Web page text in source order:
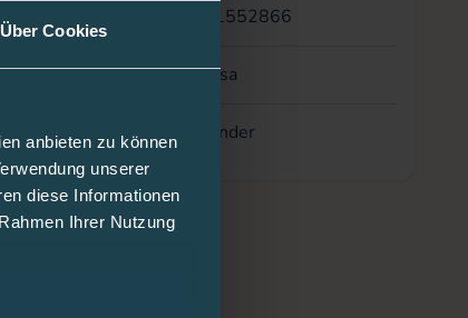
Über Cookies
anbieten zu können
unserer
diese Informationen
Ihrer Nutzung
11552866
rosa
Kinder